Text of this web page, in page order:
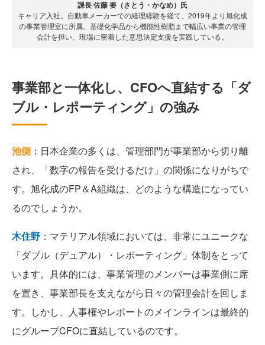
課長 佐藤 要（さとう・かなめ）氏
キャリア入社。自動車メーカーでの経理経験を経て、2019年より旭化成
の事業管理室に所属。基礎化学品から機能性樹脂まで幅広い事業の管理
会計を担い、現場に密着した意思決定支援を実践している。
事業部と一体化し、CFOへ直結する「ダ
ブル・レポーティング」の強み
池側 ：日本企業の多くは、管理部門が事業部から切り離
され、「数字の報告を受けるだけ」の関係になりがちで
す。旭化成のFP＆A組織は、どのような構造になってい
るのでしょうか。
木住野 ：マテリアル領域においては、非常にユニークな
「ダブル（デュアル）・レポーティング」体制をとって
います。具体的には、事業管理のメンバーは事業側に席
を置き、事業部長を支えながら日々の管理会計を回しま
す。しかし、人事権やレポートのメインラインは最終的
にグループCFOに直結しているのです。